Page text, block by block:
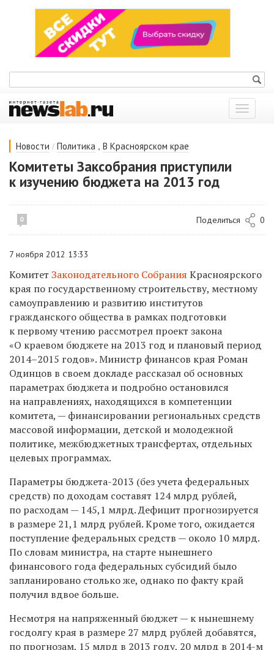
Показать
меню
Новости / Политика , В Красноярском крае
Комитеты Заксобрания приступили
к изучению бюджета на 2013 год
0 Поделиться 0
7 ноября 2012 13:33
Комитет Законодательного Cобрания Красноярского
края по государственному строительству, местному
самоуправлению и развитию институтов
гражданского общества в рамках подготовки
к первому чтению рассмотрел проект закона
«О краевом бюджете на 2013 год и плановый период
2014–2015 годов».Министр финансов края Роман
Одинцов в своем докладе рассказал об основных
параметрах бюджета и подробно остановился
на направлениях, находящихся в компетенции
комитета, — финансировании региональных средств
массовой информации, детской и молодежной
политике, межбюджетных трансфертах, отдельных
целевых программах.
Параметры бюджета-2013 (без учета федеральных
средств) по доходам составят 124 млрд рублей,
по расходам — 145,1 млрд. Дефицит прогнозируется
в размере 21,1 млрд рублей. Кроме того, ожидается
поступление федеральных средств — около 10 млрд.
По словам министра, на старте нынешнего
финансового года федеральных субсидий было
запланировано столько же, однако по факту край
получил вдвое больше.
Несмотря на напряженный бюджет — к нынешнему
госдолгу края в размере 27 млрд рублей добавятся,
по прогнозам, 15 млрд в 2013 году, 20 млрд в 2014-м